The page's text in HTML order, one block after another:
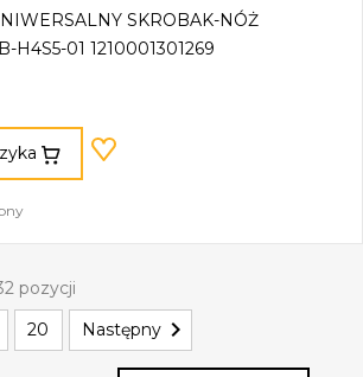
SKROBAK-NÓŻ
H4S5-01 1210001301269
pozycji
20 Następny 